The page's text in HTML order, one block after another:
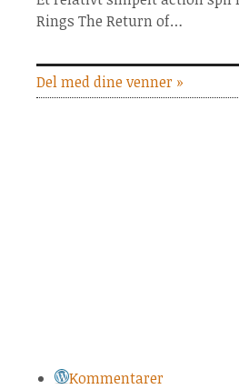
Rings The Return of…
Del med dine venner »
Kommentarer